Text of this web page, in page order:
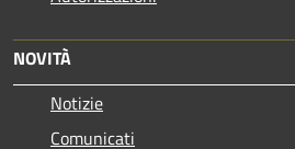
NOVITÀ
Notizie
Comunicati